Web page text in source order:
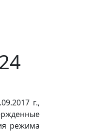
г.,
режима